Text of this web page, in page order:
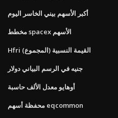
أكبر الأسهم بيني الخاسر اليوم
مخطط spacex الأسهم
Hfri القيمة النسبية (المجموع)
جنيه في الرسم البياني دولار
أوهايو معدل الألف حاسبة
محفظة أسهم eqcommon